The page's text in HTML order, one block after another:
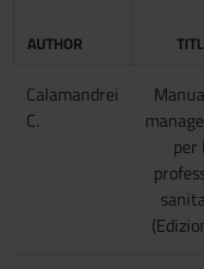
AUTHOR
Calamandrei
C.
per